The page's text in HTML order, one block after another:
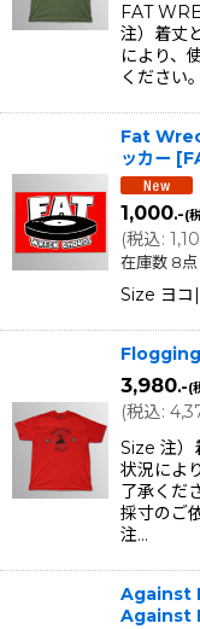
FAT
注）着丈
により、
ください
Fat
ッカー [
1,000.-(
(税込:
在庫数 8点
Size ヨ
3,980.-(
(税込:
Size 注）
状況によ
了承くだ
採寸のご
注…
Against
Against